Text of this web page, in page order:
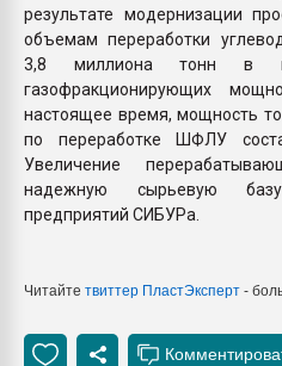
результате модернизации
объемам переработки
3,8 миллиона тонн в
газофракционирующих
настоящее время, мощность
по переработке ШФЛУ
Увеличение
надежную сырьевую
предприятий СИБУРа.
Читайте твиттер ПластЭксперт -